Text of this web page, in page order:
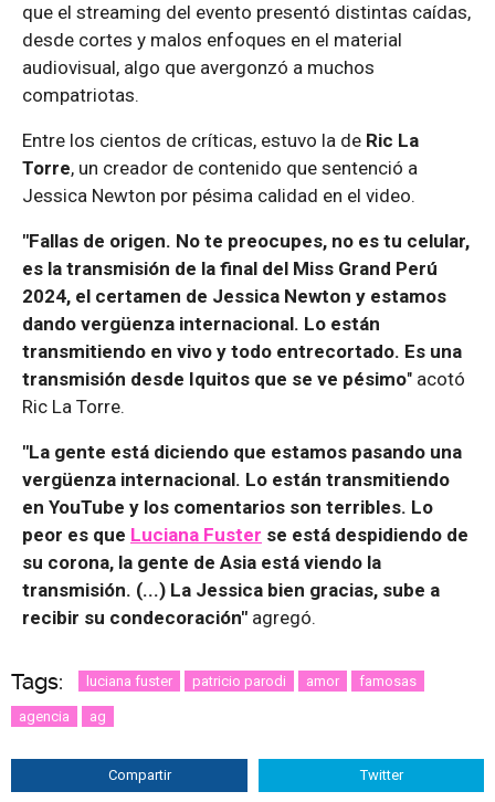
que el streaming del evento presentó distintas caídas,
desde cortes y malos enfoques en el material
audiovisual, algo que avergonzó a muchos
compatriotas.
Entre los cientos de críticas, estuvo la de Ric La
Torre, un creador de contenido que sentenció a
Jessica Newton por pésima calidad en el video.
"Fallas de origen. No te preocupes, no es tu celular,
es la transmisión de la final del Miss Grand Perú
2024, el certamen de Jessica Newton y estamos
dando vergüenza internacional. Lo están
transmitiendo en vivo y todo entrecortado. Es una
transmisión desde Iquitos que se ve pésimo" acotó
Ric La Torre.
"La gente está diciendo que estamos pasando una
vergüenza internacional. Lo están transmitiendo
en YouTube y los comentarios son terribles. Lo
peor es que Luciana Fuster se está despidiendo de
su corona, la gente de Asia está viendo la
transmisión. (...) La Jessica bien gracias, sube a
recibir su condecoración" agregó.
Tags: luciana fuster patricio parodi amor famosas
agencia ag
Compartir Twitter